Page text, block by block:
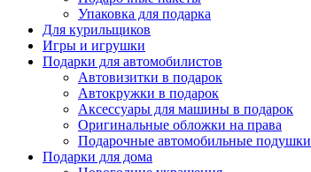
Упаковка для подарка
Для курильщиков
Игры и игрушки
Подарки для автомобилистов
Автовизитки в подарок
Автокружки в подарок
Аксессуары для машины в подарок
Оригинальные обложки на права
Подарочные автомобильные
Подарки для дома